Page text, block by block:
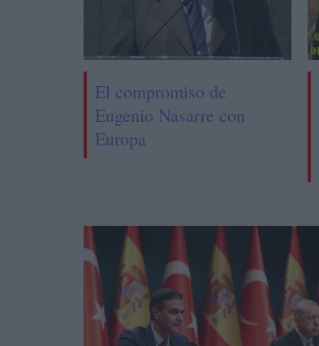
El compromiso de
Eugenio Nasarre con
Europa